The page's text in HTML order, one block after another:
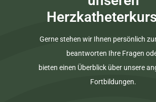
Gernestehen wir Ihnen persön ich zu
beantworten Ihre Fragen od
bieten einen Überb ick über unsere an
Fortbildungen.